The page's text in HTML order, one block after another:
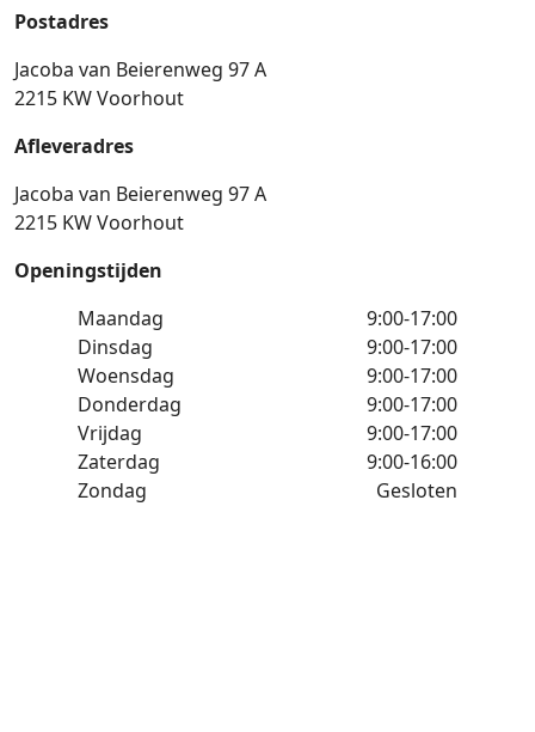
Postadres
Jacoba van Beierenweg 97 A
2215 KW Voorhout
Afleveradres
Jacoba van Beierenweg 97 A
2215 KW Voorhout
Openingstijden
Maandag
9:00-17:00
Dinsdag
9:00-17:00
Woensdag
9:00-17:00
Donderdag
9:00-17:00
Vrijdag
9:00-17:00
Zaterdag
9:00-16:00
Zondag
Gesloten